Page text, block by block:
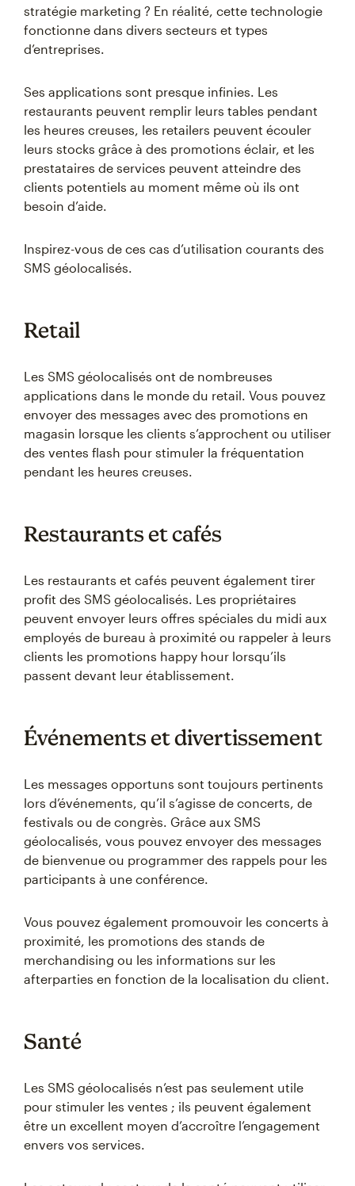
stratégie marketing ? En réalité, cette technologie
fonctionne dans divers secteurs et types
d’entreprises.
Ses applications sont presque infinies. Les
restaurants peuvent remplir leurs tables pendant
les heures creuses, les retailers peuvent écouler
leurs stocks grâce à des promotions éclair, et les
prestataires de services peuvent atteindre des
clients potentiels au moment même où ils ont
besoin d’aide.
Inspirez-vous de ces cas d’utilisation courants des
SMS géolocalisés.
Retail
Les SMS géolocalisés ont de nombreuses
applications dans le monde du retail. Vous pouvez
envoyer des messages avec des promotions en
magasin lorsque les clients s’approchent ou utiliser
des ventes flash pour stimuler la fréquentation
pendant les heures creuses.
Restaurants et cafés
Les restaurants et cafés peuvent également tirer
profit des SMS géolocalisés. Les propriétaires
peuvent envoyer leurs offres spéciales du midi aux
employés de bureau à proximité ou rappeler à leurs
clients les promotions happy hour lorsqu’ils
passent devant leur établissement.
Événements et divertissement
Les messages opportuns sont toujours pertinents
lors d’événements, qu’il s’agisse de concerts, de
festivals ou de congrès. Grâce aux SMS
géolocalisés, vous pouvez envoyer des messages
de bienvenue ou programmer des rappels pour les
participants à une conférence.
Vous pouvez également promouvoir les concerts à
proximité, les promotions des stands de
merchandising ou les informations sur les
afterparties en fonction de la localisation du client.
Santé
Les SMS géolocalisés n’est pas seulement utile
pour stimuler les ventes ; ils peuvent également
être un excellent moyen d’accroître l’engagement
envers vos services.